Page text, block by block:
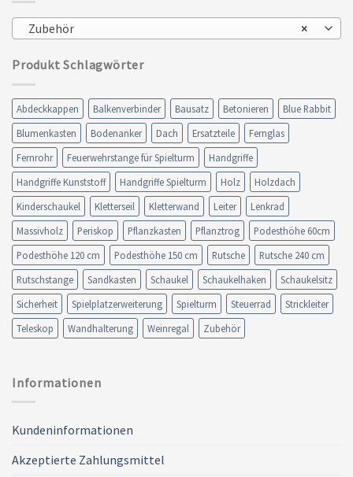
×
Zubehör
Produkt Schlagwörter
Abdeckkappen Balkenverbinder Bausatz Betonieren
Blue Rabbit
Blumenkasten
Bodenanker Dach Ersatzteile
Fernglas
Fernrohr
Feuerwehrstange für Spielturm
Handgriffe
Handgriffe Kunststoff
Handgriffe Spielturm Holz
Holzdach
Kinderschaukel
Kletterseil Kletterwand Leiter
Lenkrad
Massivholz
Periskop Pflanzkasten Pflanztrog
Podesthöhe 60cm
Podesthöhe 120 cm
Podesthöhe 150 cm Rutsche
Rutsche 240 cm
Rutschstange
Sandkasten Schaukel Schaukelhaken
Schaukelsitz
Sicherheit
Spielplatzerweiterung Spielturm Steuerrad
Strickleiter
Teleskop
Wandhalterung Weinregal Zubehör
Informationen
Kundeninformationen
Akzeptierte Zahlungsmittel